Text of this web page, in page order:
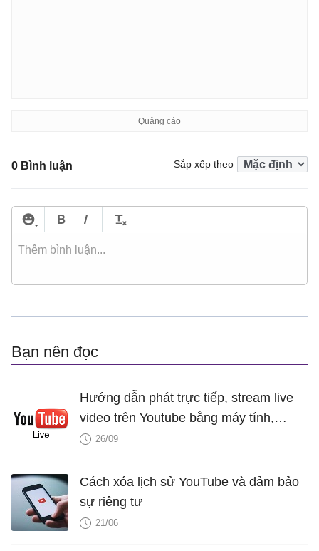
0 Bình luận Sắp xếp theo
Bạn nên đọc
Hướng dẫn phát trực tiếp, stream live
video trên Youtube bằng máy tính,
laptop
26/09
Cách xóa lịch sử YouTube và đảm bảo
sự riêng tư
21/06